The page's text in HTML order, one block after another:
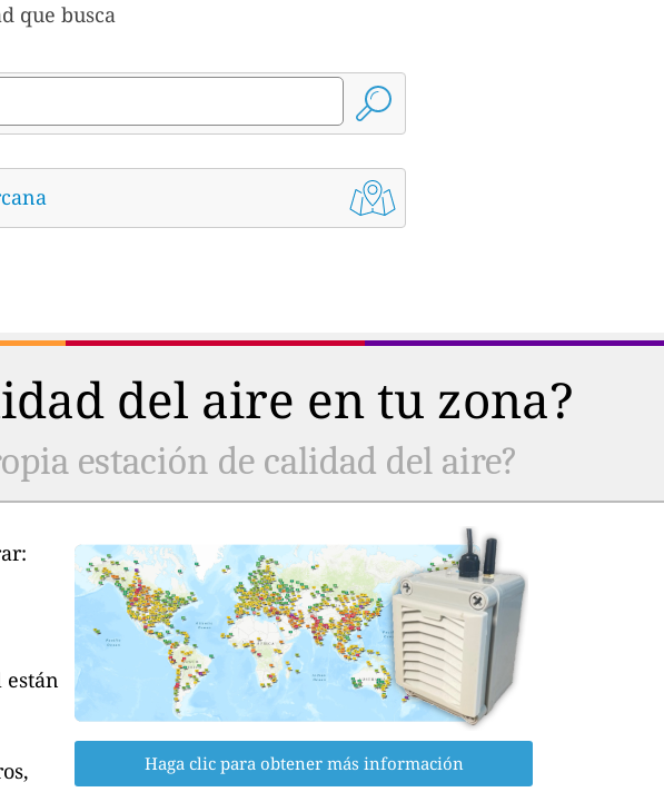
que busca
del aire en tu zona?
estación de calidad del aire?
Haga clic para obtener más información